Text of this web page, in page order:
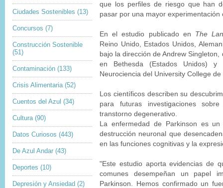
Ciudades Sostenibles (13)
Concursos (7)
Construcción Sostenible
(51)
Contaminación (133)
Crisis Alimentaria (52)
Cuentos del Azul (34)
Cultura (90)
Datos Curiosos (443)
De Azul Andar (43)
Deportes (10)
Depresión y Ansiedad (2)
que los perfiles de riesgo que han
pasar por una mayor experimentación
En el estudio publicado en The
Reino Unido, Estados Unidos,
bajo la dirección de Andrew
en Bethesda (Estados Unidos)
Neurociencia del University College
Los científicos describen su
para futuras investigaciones
transtorno degenerativo.
La enfermedad de Parkinson es
destrucción neuronal que
en las funciones cognitivas y la
"Este estudio aporta evidencias de
comunes desempeñan un papel
Parkinson. Hemos confirmado un